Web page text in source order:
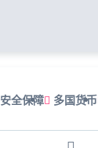
安全保障 多国货币